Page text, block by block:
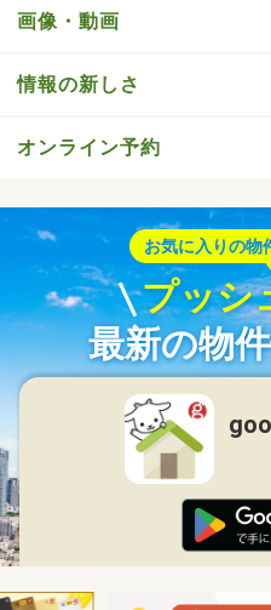
画像・動画
情報の新しさ
オンライン予約
お気に入りの物
プッシ
最新の物